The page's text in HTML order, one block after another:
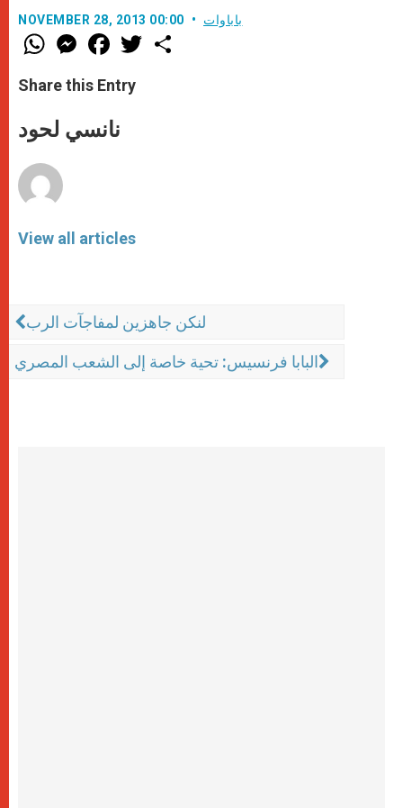
NOVEMBER 28, 2013 00:00 باباوات
W
h
t
s
p
p
M
e
s
e
e
F
a
e
b
o
k
w
Share this Entry
نانسي لحود
View all articles
لنكن جاهزين لمفاجآت الرب
البابا فرنسيس: تحية خاصة إلى الشعب المصري